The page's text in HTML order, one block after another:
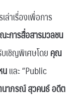
ล่าเรื่องเพื่อการ
การสื่อสารมวลชน
เชิญพิเศษโดยคุณ
นและ “Public
าภรณ์ สุวคนธ์ อดีต